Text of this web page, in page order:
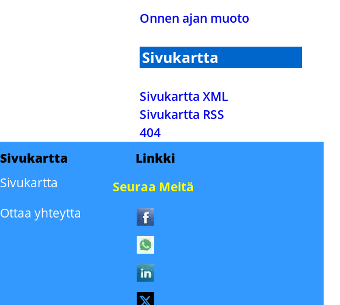
Onnen ajan muoto
Sivukartta
Sivukartta XML
Sivukartta RSS
404
Sivukartta
Sivukartta
Ottaa yhteytta
Linkki
Seuraa Meitä